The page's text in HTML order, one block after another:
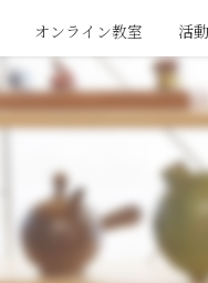
オンライン教室 活